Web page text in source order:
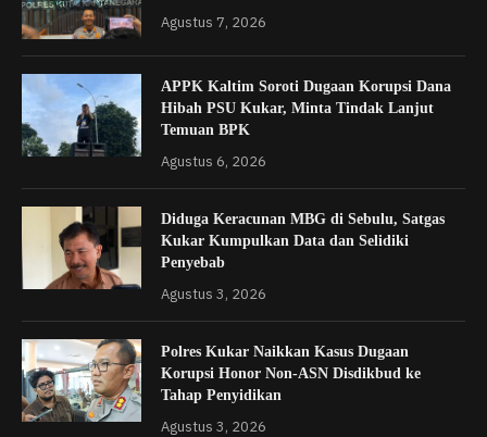
Agustus 7, 2026
APPK Kaltim Soroti Dugaan Korupsi Dana
Hibah PSU Kukar, Minta Tindak Lanjut
Temuan BPK
Agustus 6, 2026
Diduga Keracunan MBG di Sebulu, Satgas
Kukar Kumpulkan Data dan Selidiki
Penyebab
Agustus 3, 2026
Polres Kukar Naikkan Kasus Dugaan
Korupsi Honor Non-ASN Disdikbud ke
Tahap Penyidikan
Agustus 3, 2026